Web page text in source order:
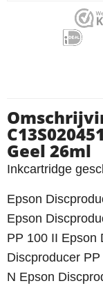
Geel 26ml
Inkcartridge
Epson
Epson
PP 100 II Epson
Discproducer
N Epson